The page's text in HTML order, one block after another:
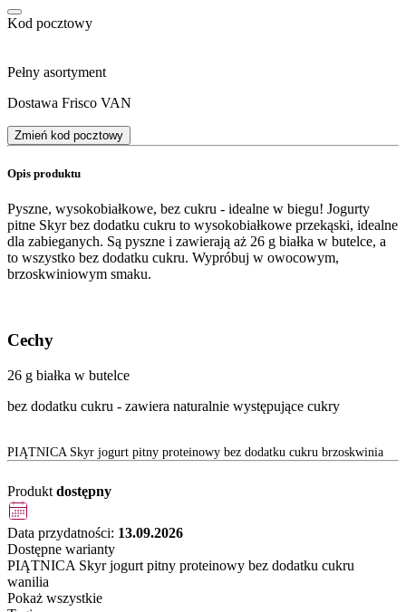
Kod pocztowy
Pełny asortyment
Dostawa Frisco VAN
Zmień kod pocztowy
Opis produktu
Pyszne, wysokobiałkowe, bez cukru - idealne w biegu! Jogurty
pitne Skyr bez dodatku cukru to wysokobiałkowe przekąski, idealne
dla zabieganych. Są pyszne i zawierają aż 26 g białka w butelce, a
to wszystko bez dodatku cukru. Wypróbuj w owocowym,
brzoskwiniowym smaku.
Cechy
26 g białka w butelce
bez dodatku cukru - zawiera naturalnie występujące cukry
PIĄTNICA Skyr jogurt pitny proteinowy bez dodatku cukru brzoskwinia
Produkt dostępny
Data przydatności: 13.09.2026
Dostępne warianty
PIĄTNICA Skyr jogurt pitny proteinowy bez dodatku cukru
wanilia
Pokaż wszystkie